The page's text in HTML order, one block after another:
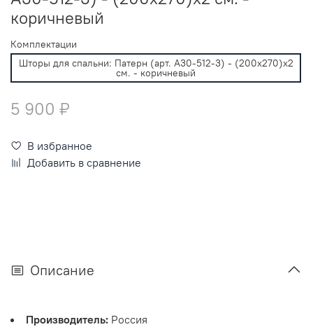
коричневый
Комплектации
Шторы для спальни: Патерн (арт. А30-512-3) - (200х270)х2
см. - коричневый
5 900 ₽
В избранное
Добавить в сравнение
Описание
Производитель: Россия